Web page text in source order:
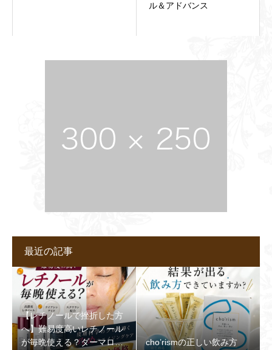
ル＆アドバンス
最近の記事
【レチノールで挫折した方
へ】難易度高いレチノール
が毎晩使える？ダーマロジ
cho’rismの正しい飲み方